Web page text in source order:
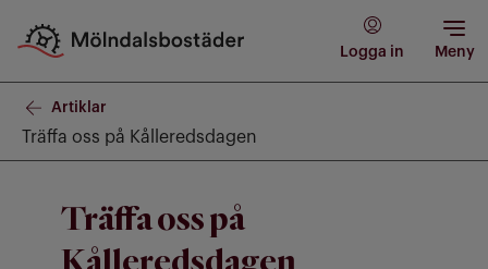
Logga in Meny
Artiklar
Träffa oss på Kålleredsdagen
Träffa oss på
Kålleredsdagen